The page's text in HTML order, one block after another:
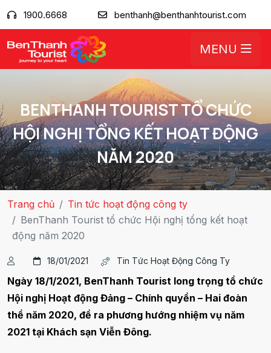
1900.6668 benthanh@benthanhtourist.com
MENU
BENTHANH TOURIST TỔ CHỨC
HỘI NGHỊ TỔNG KẾT HOẠT ĐỘNG
NĂM 2020
Trang chủ
Tin tức hoạt động công ty
BenThanh Tourist tổ chức Hội nghị tổng kết hoạt
động năm 2020
18/01/2021 Tin Tức Hoạt Động Công Ty
Ngày 18/1/2021, BenThanh Tourist long trọng tổ chức
Hội nghị Hoạt động Đảng – Chính quyền – Hai đoàn
thể năm 2020, đề ra phương hướng nhiệm vụ năm
2021 tại Khách sạn Viễn Đông.